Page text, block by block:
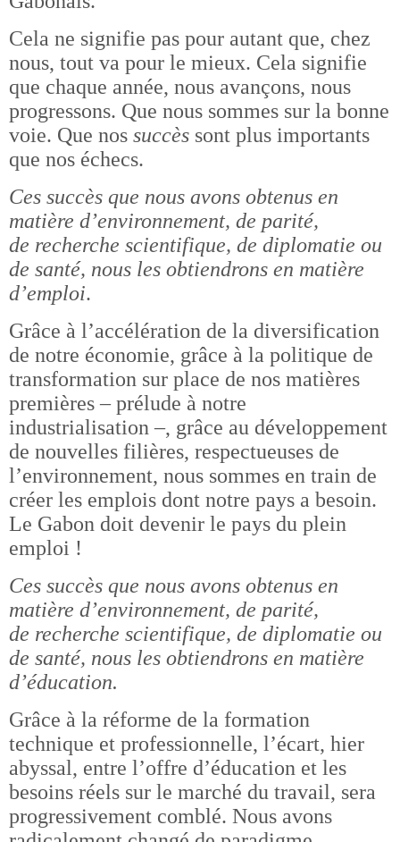
Cela ne signifie pas pour autant que, chez
nous, tout va pour le mieux. Cela signifie
que chaque année, nous avançons, nous
progressons. Que nous sommes sur la bonne
voie. Que nos succès sont plus importants
que nos échecs.
Ces succès que nous avons obtenus en
matière d’environnement, de parité,
de recherche scientifique, de diplomatie ou
de santé, nous les obtiendrons en matière
d’emploi.
Grâce à l’accélération de la diversification
de notre économie, grâce à la politique de
transformation sur place de nos matières
premières – prélude à notre
industrialisation –, grâce au développement
de nouvelles filières, respectueuses de
l’environnement, nous sommes en train de
créer les emplois dont notre pays a besoin.
Le Gabon doit devenir le pays du plein
emploi !
Ces succès que nous avons obtenus en
matière d’environnement, de parité,
de recherche scientifique, de diplomatie ou
de santé, nous les obtiendrons en matière
d’éducation.
Grâce à la réforme de la formation
technique et professionnelle, l’écart, hier
abyssal, entre l’offre d’éducation et les
besoins réels sur le marché du travail, sera
progressivement comblé. Nous avons